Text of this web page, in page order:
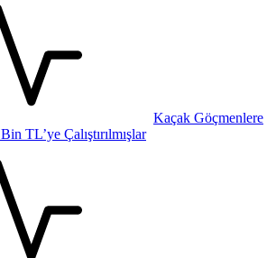
Kaçak Göçmenlere
TL’ye Çalıştırılmışlar